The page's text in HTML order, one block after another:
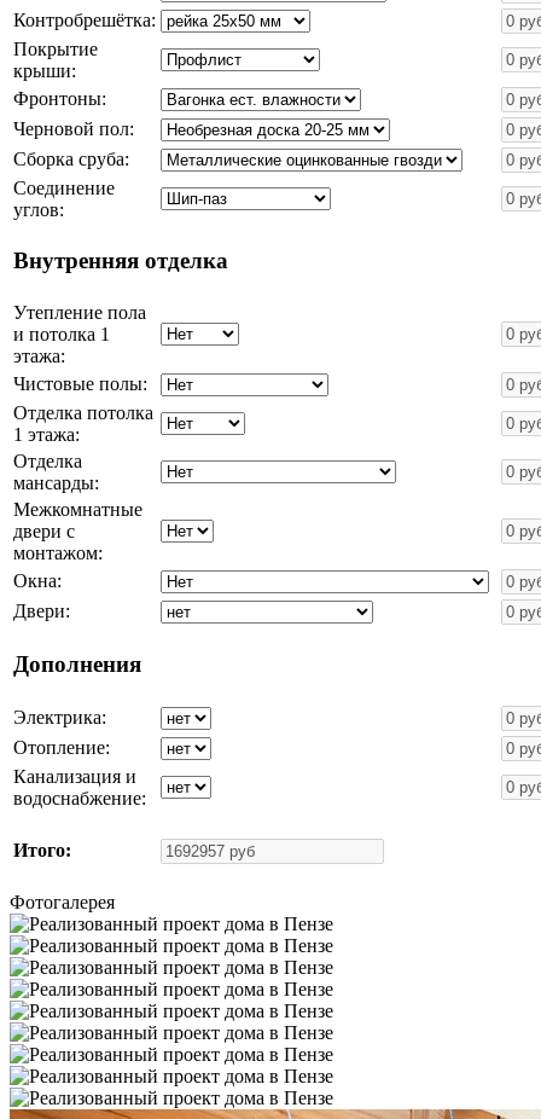
Контробрешётка:
Покрытие
крыши:
Фронтоны:
Черновой пол:
Сборка сруба:
Соединение
углов:
Внутренняя отделка
Утепление пола
и потолка 1
этажа:
Чистовые полы:
Отделка потолка
1 этажа:
Отделка
мансарды:
Межкомнатные
двери с
монтажом:
Окна:
Двери:
Дополнения
Электрика:
Отопление:
Канализация и
водоснабжение:
Итого:
Фотогалерея